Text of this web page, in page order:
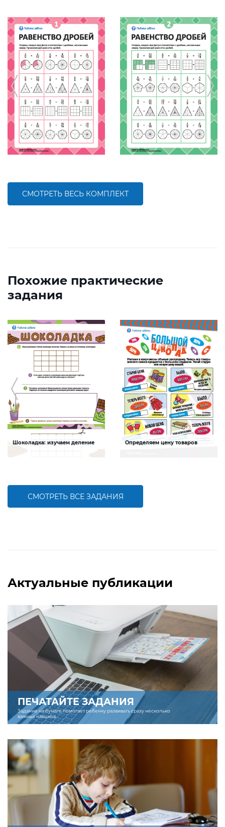
СМОТРЕТЬ ВЕСЬ КОМПЛЕКТ
Похожие практические
задания
Шоколадка: изучаем деление Определяем цену товаров
нахождение дроби от числа
СМОТРЕТЬ ВСЕ ЗАДАНИЯ
Актуальные публикации
ПЕЧАТАЙТЕ ЗАДАНИЯ
Задание на бумаге помогает ребенку развивать сразу несколько
важных навыков.